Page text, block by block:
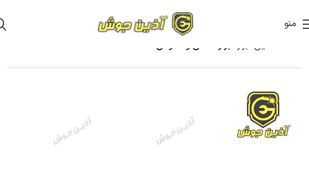
منو
آذین ابزار ابزار دستی و عمومی